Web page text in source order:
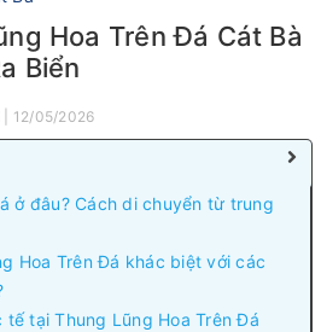
Hoa Trên Đá Cát Bà
Biển
| 12/05/2026
ở đâu? Cách di chuyển từ trung
Hoa Trên Đá khác biệt với các
tế tại Thung Lũng Hoa Trên Đá